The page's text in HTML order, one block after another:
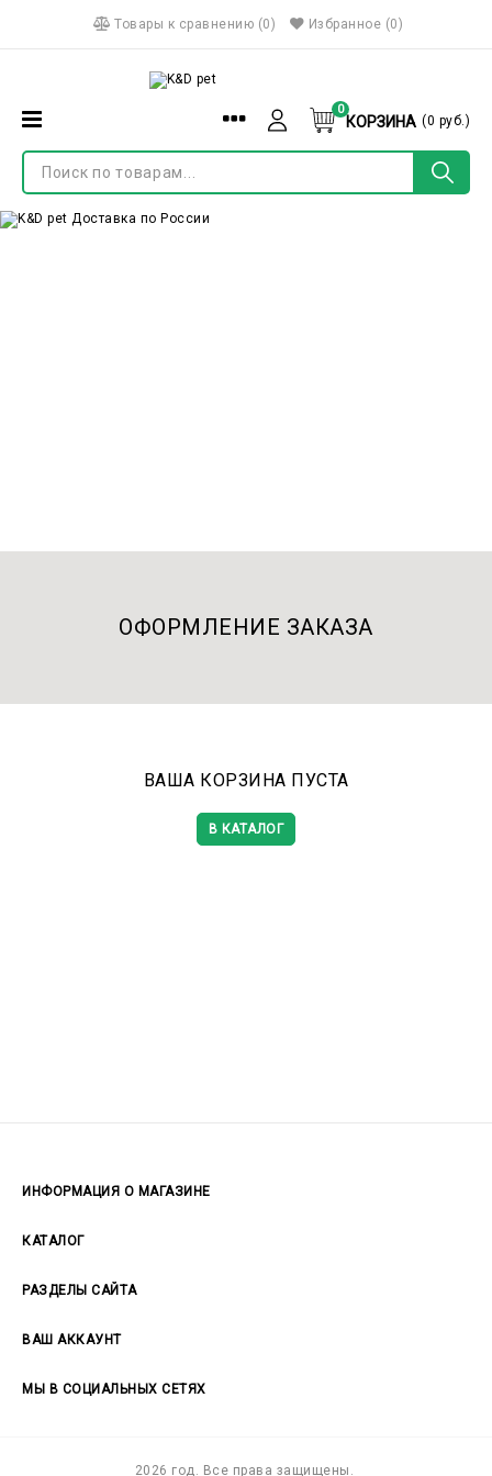
Товары к сравнению (0) Избранное (0)
Menu
Войти
КОРЗИНА
0
(0 руб.)
О бренде
ОФОРМЛЕНИЕ ЗАКАЗА
ВАША КОРЗИНА ПУСТА
В КАТАЛОГ
ИНФОРМАЦИЯ О МАГАЗИНЕ
КАТАЛОГ
РАЗДЕЛЫ САЙТА
ВАШ АККАУНТ
МЫ В СОЦИАЛЬНЫХ СЕТЯХ
2026 год. Все права защищены.